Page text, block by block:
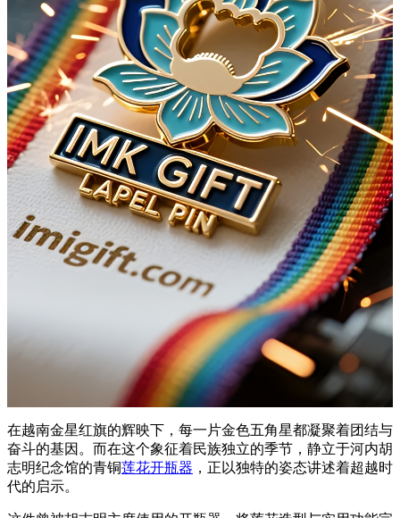
在越南金星红旗的辉映下，每一片金色五角星都凝聚着团结与
奋斗的基因。而在这个象征着民族独立的季节，静立于河内胡
志明纪念馆的青铜莲花开瓶器 ，正以独特的姿态讲述着超越时
代的启示。